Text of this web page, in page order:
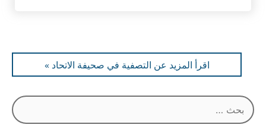
اقرأ المزيد عن التصفية في صحيفة الاتحاد »
البحث
عن: